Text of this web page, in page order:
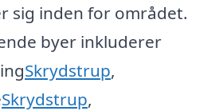
sig inden for området.
byer inkluderer
Skrydstrup,
Skrydstrup,